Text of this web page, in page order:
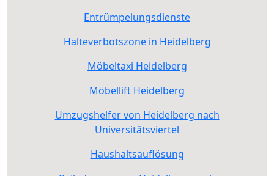
Entrümpelungsdienste
Halteverbotszone in Heidelberg
Möbeltaxi Heidelberg
Möbellift Heidelberg
Umzugshelfer von Heidelberg nach
Universitätsviertel
Haushaltsauflösung